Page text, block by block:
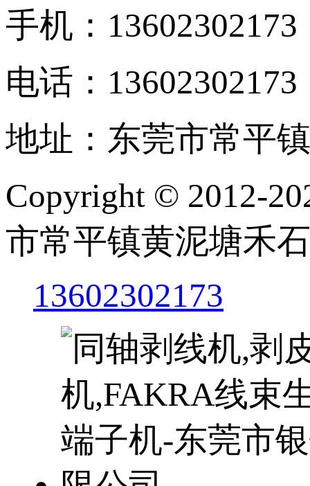
手机：13602302173
电话：13602302173
地址：东莞市常平
Copyright © 2012-
市常平镇黄泥塘禾
13602302173